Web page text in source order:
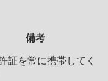
備考
証を常に携帯してく